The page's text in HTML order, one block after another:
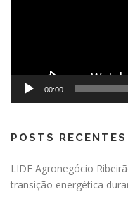
00:00
POSTS RECENTES
LIDE Agronegócio
transição energética